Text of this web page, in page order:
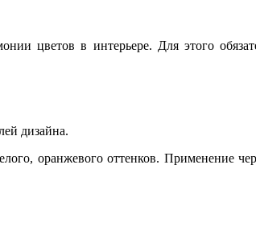
цветов в интерьере. Для этого
дизайна.
оранжевого оттенков. Применение